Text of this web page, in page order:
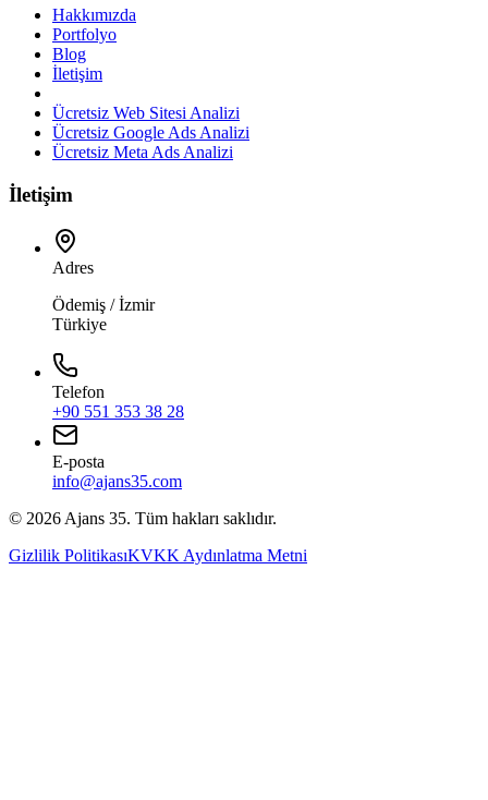
Hakkımızda
Portfolyo
Blog
İletişim
Ücretsiz Web Sitesi Analizi
Ücretsiz Google Ads Analizi
Ücretsiz Meta Ads Analizi
İletişim
Adres
Ödemiş / İzmir
Türkiye
Telefon
+90 551 353 38 28
E-posta
info@ajans35.com
© 2026 Ajans 35. Tüm hakları saklıdır.
Gizlilik PolitikasıKVKK Aydınlatma Metni